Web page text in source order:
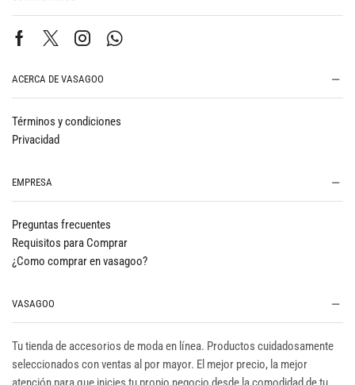
ACERCA DE VASAGOO
Términos y condiciones
Privacidad
EMPRESA
Preguntas frecuentes
Requisitos para Comprar
¿Como comprar en vasagoo?
VASAGOO
Tu tienda de accesorios de moda en línea. Productos cuidadosamente
seleccionados con ventas al por mayor. El mejor precio, la mejor